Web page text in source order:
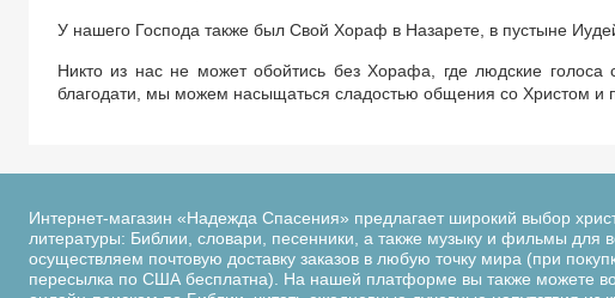
У нашего Господа также был Свой Хораф в Назарете, в пустыне
Никто из нас не может обойтись без Хорафа, где людские
благодати, мы можем насыщаться сладостью общения со Христом и
Интернет-магазин «Надежда Спасения» предлагает широкий выбор
литературы: Библии, словари, песенники, а также музыку и фильмы для
осуществляем почтовую доставку заказов в любую точку мира (при
пересылка по США бесплатна). На нашей платформе вы также можете